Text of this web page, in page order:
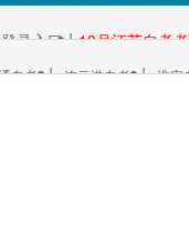
录入口 | 10月江苏自考
自考 | 连云港自考 | 淮安